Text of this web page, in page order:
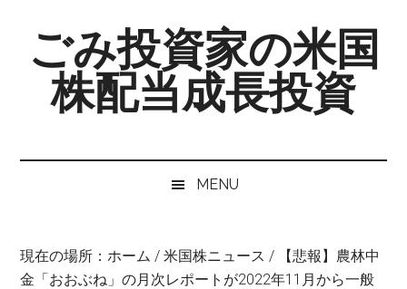
secondary
primaryごみ投資家の米国
株配当成長投資
MENU
現在の場所：ホーム / 米国株ニュース / 【悲報】農林中
金「おおぶね」の月次レポートが2022年11月から一般